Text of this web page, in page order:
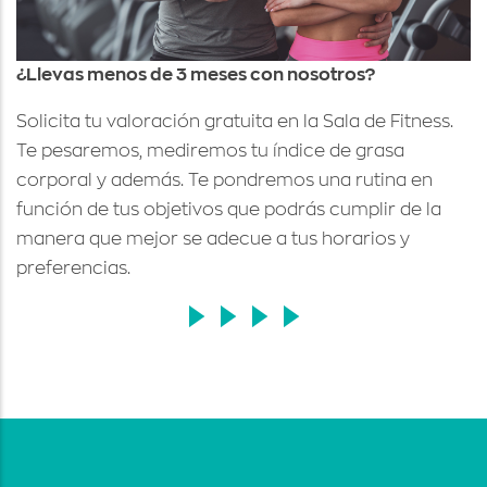
¿Llevas menos de 3 meses con nosotros?
Solicita tu valoración gratuita en la Sala de Fitness.
Te pesaremos, mediremos tu índice de grasa
corporal y además. Te pondremos una rutina en
función de tus objetivos que podrás cumplir de la
manera que mejor se adecue a tus horarios y
preferencias.